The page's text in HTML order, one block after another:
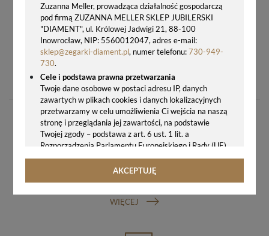
Zuzanna Meller, prowadząca działalność gospodarczą
pod firmą ZUZANNA MELLER SKLEP JUBILERSKI
"DIAMENT", ul. Królowej Jadwigi 21, 88-100
Inowrocław, NIP: 5560012047, adres e-mail:
sklep@zegarki-diament.pl, numer telefonu:730-949-
730.
Cele i podstawa prawna przetwarzania
Twoje dane osobowe w postaci adresu IP, danych
zawartych w plikach cookies i danych lokalizacyjnych
przetwarzamy w celu umożliwienia Ci wejścia na naszą
stronę i przeglądania jej zawartości, na podstawie
Twojej zgody – podstawa z art. 6 ust. 1 lit. a
Rozporządzenia Parlamentu Europejskiego i Rady (UE)
2016/679 z 27.04.2016 r. w sprawie ochrony osób
fizycznych w związku z przetwarzaniem danych
rozporządzenie o ochronie danych, tj. RODO).
AKCEPTUJĘ
169,00 zł
GWARANCJA ORYGINALNOŚCI ZEGARKA
WIĘCEJ